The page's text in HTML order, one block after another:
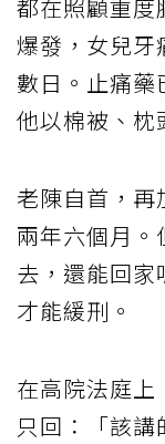
都在照顧重度
爆發，女兒牙
數日。止痛藥
他以棉被、枕
老陳自首，再
兩年六個月。
去，還能回家
才能緩刑。
在高院法庭上
只回：「該